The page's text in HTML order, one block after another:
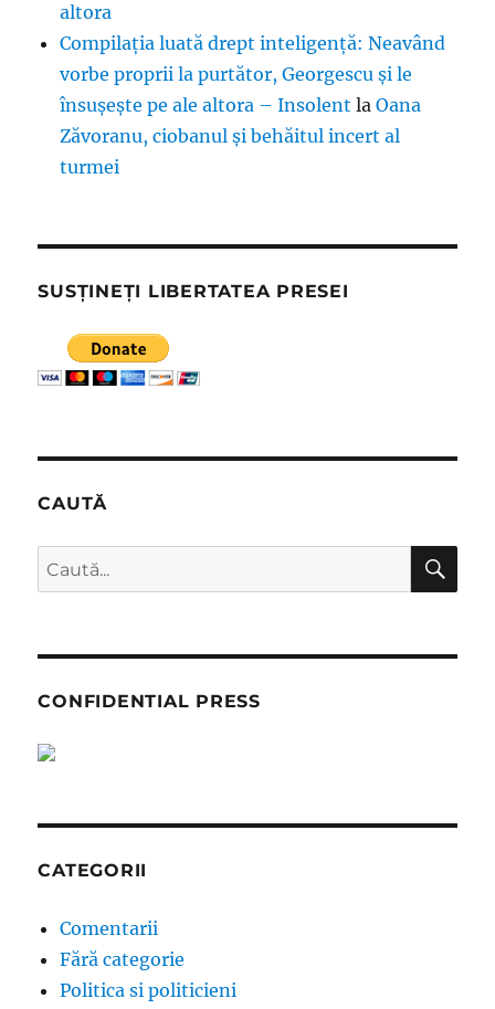
altora
Compilația luată drept inteligență: Neavând
vorbe proprii la purtător, Georgescu și le
însușește pe ale altora – Insolent laOana
Zăvoranu, ciobanul și behăitul incert al
turmei
SUSȚINEȚI LIBERTATEA PRESEI
CAUTĂ
Caută
după:
CONFIDENTIAL PRESS
CATEGORII
Comentarii
Fără categorie
Politica si politicieni